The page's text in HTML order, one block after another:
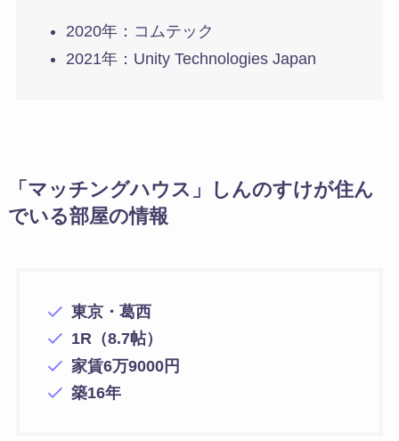
2020年：コムテック
2021年：Unity Technologies Japan
「マッチングハウス」しんのすけが住ん
でいる部屋の情報
東京・葛西
1R（8.7帖）
家賃6万9000円
築16年